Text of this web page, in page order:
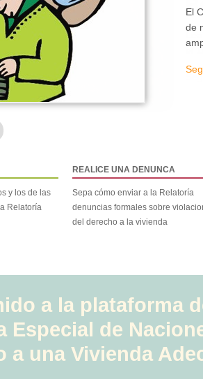
El
de
y los de las
Relatoría
REALICE UNA DENUNCA
Sepa cómo enviar a la Relatoría
denuncias formales sobre
del derecho a la vivienda
a la plataforma
Especial de
a una Vivienda